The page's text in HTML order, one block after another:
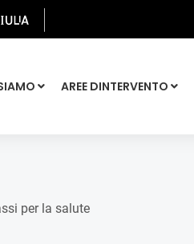
AREE DINTERVENTO
per la salute